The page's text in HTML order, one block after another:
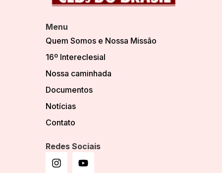
Menu
Quem Somos e Nossa Missão
16º Intereclesial
Nossa caminhada
Documentos
Notícias
Contato
Redes Sociais